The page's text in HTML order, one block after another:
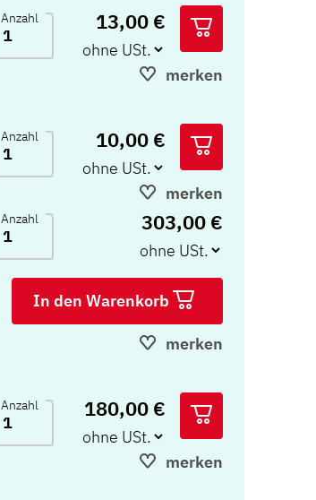
Anzahl 13,00 €
merken
Anzahl 10,00 €
merken
Anzahl 303,00 €
In den Warenkorb
merken
Anzahl 180,00 €
merken